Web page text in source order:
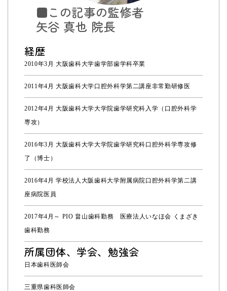
■この記事の監修者
矢谷 真也 院長
経歴
2010年3月 大阪歯科大学歯学部歯学科卒業
2011年4月 大阪歯科大学口腔外科学第二講座非常勤研修医
2012年4月 大阪歯科大学大学院歯学研究科入学（口腔外科学
専攻）
2016年3月 大阪歯科大学大学院歯学研究科口腔外科学専攻修
了（博士）
2016年4月 学校法人大阪歯科大学附属病院口腔外科学第二講
座病院医員
2017年4月～ PIO 畠山歯科勤務 医療法人いなほ会 くまざき
歯科勤務
所属団体、学会、勉強会
日本歯科医師会
三重県歯科医師会